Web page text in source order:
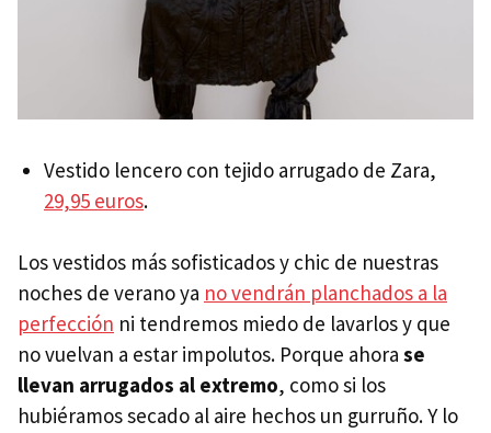
Vestido lencero con tejido arrugado de Zara,
29,95 euros.
Los vestidos más sofisticados y chic de nuestras
noches de verano ya no vendrán planchados a la
perfección ni tendremos miedo de lavarlos y que
no vuelvan a estar impolutos. Porque ahora se
llevan arrugados al extremo, como si los
hubiéramos secado al aire hechos un gurruño. Y lo